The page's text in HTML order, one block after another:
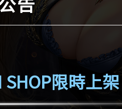
限時上